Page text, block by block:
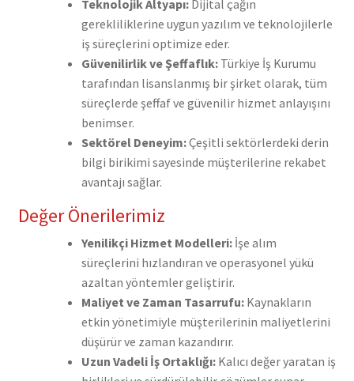
Teknolojik Altyapı:Dijital çağın
gerekliliklerine uygun yazılım ve teknolojilerle
iş süreçlerini optimize eder.
Güvenilirlik ve Şeffaflık:Türkiye İş Kurumu
tarafından lisanslanmış bir şirket olarak, tüm
süreçlerde şeffaf ve güvenilir hizmet anlayışını
benimser.
Sektörel Deneyim:Çeşitli sektörlerdeki derin
bilgi birikimi sayesinde müşterilerine rekabet
avantajı sağlar.
Değer Önerilerimiz
Yenilikçi Hizmet Modelleri:İşe alım
süreçlerini hızlandıran ve operasyonel yükü
azaltan yöntemler geliştirir.
Maliyet ve Zaman Tasarrufu:Kaynakların
etkin yönetimiyle müşterilerinin maliyetlerini
düşürür ve zaman kazandırır.
Uzun Vadeli İş Ortaklığı:Kalıcı değer yaratan iş